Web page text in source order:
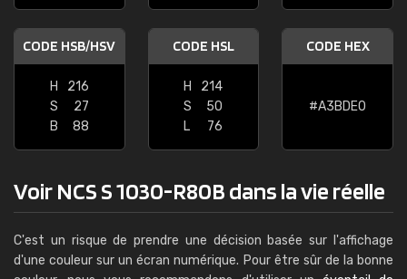
CODE HSB/HSV
H
216
S
27
B
88
CODE HSL
H
214
S
50
L
76
CODE HEX
#A3BDE0
Voir NCS S 1030-R80B dans la vie réelle
C'est un risque de prendre une décision basée sur l'affichage
d'une couleur sur un écran numérique. Pour être sûr de la bonne